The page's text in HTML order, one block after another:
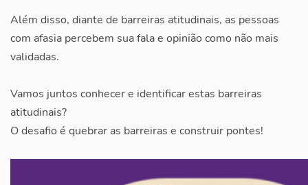
Além disso, diante de barreiras atitudinais, as pessoas
com afasia percebem sua fala e opinião como não mais
validadas.
Vamos juntos conhecer e identificar estas barreiras
atitudinais?
O desafio é quebrar as barreiras e construir pontes!